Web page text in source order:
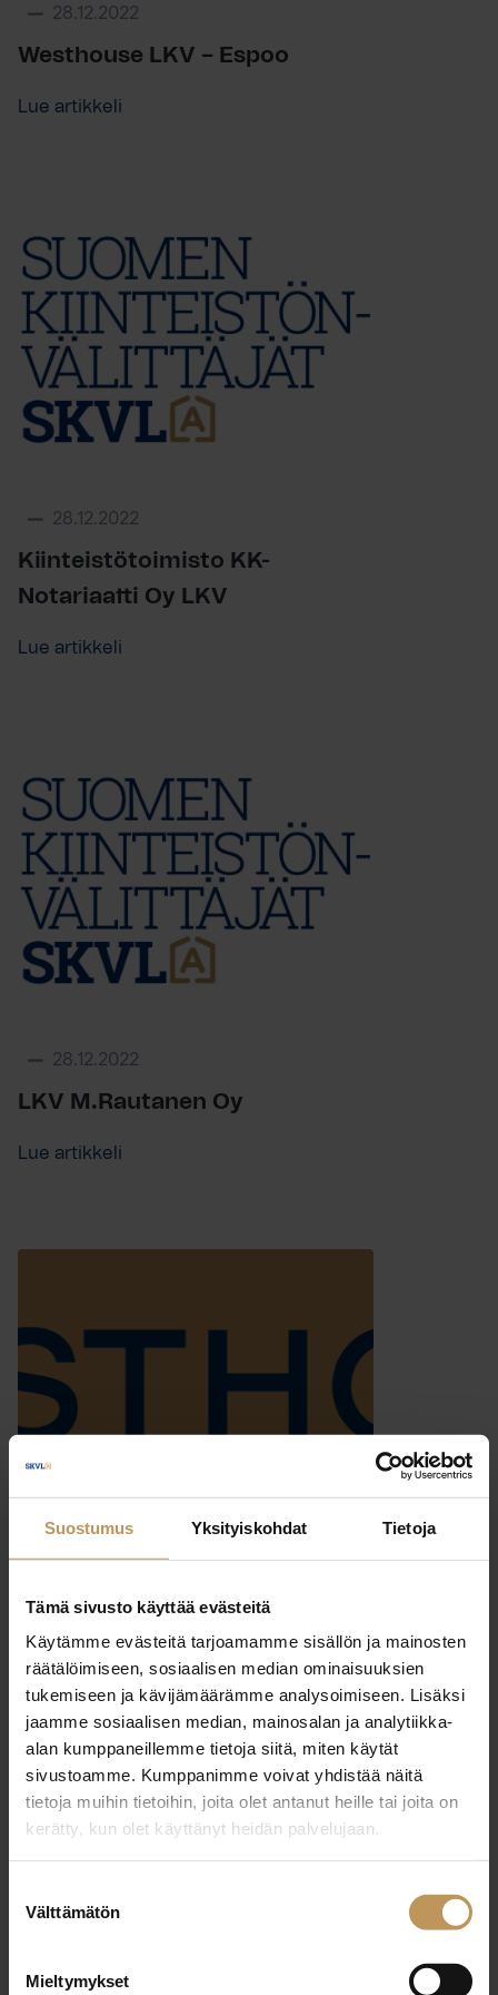
Suostumus Yksityiskohdat Tietoja
Tämä sivusto käyttää evästeitä
Käytämme evästeitä tarjoamamme sisällön ja mainosten
räätälöimiseen, sosiaalisen median ominaisuuksien
tukemiseen ja kävijämäärämme analysoimiseen. Lisäksi
jaamme sosiaalisen median, mainosalan ja analytiikka-
alan kumppaneillemme tietoja siitä, miten käytät
sivustoamme. Kumppanimme voivat yhdistää näitä
tietoja muihin tietoihin, joita olet antanut heille tai joita on
kerätty, kun olet käyttänyt heidän palvelujaan.
valinta
Välttämätön
Mieltymykset
28.12.2022
Westhouse LKV – Espoo
Lue artikkeli
28.12.2022
Kiinteistötoimisto KK-
Notariaatti Oy LKV
Lue artikkeli
28.12.2022
LKV M.Rautanen Oy
Lue artikkeli
28.12.2022
Westhouse LKV – Helsinki
Lue artikkeli